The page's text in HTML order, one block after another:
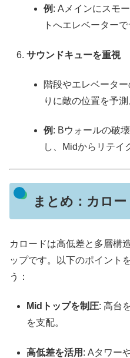
例 : Aメインにスモ
トへエレベーターで
サウンドキューを重視
階段やエレベータ
りに敵の位置を予測
例 : Bウォールの破
し、Midからリテイ
まとめ：カロ
カロードは高低差と多層構
ップです。以下のポイント
う：
Midトップを制圧: 高台
を支配。
高低差を活用 : Aタワー